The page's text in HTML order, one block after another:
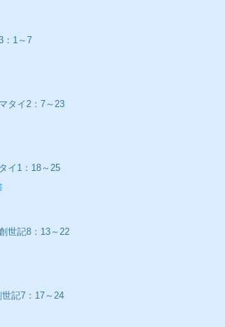
：1～7
タイ2：7～23
イ1：18～25
世記8：13～22
記7：17～24